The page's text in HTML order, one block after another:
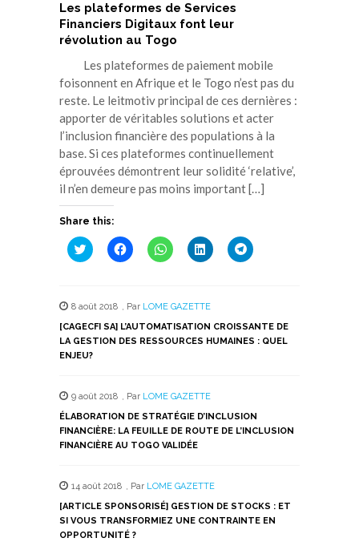
Les plateformes de Services
Financiers Digitaux font leur
révolution au Togo
Les plateformes de paiement mobile
foisonnent en Afrique et le Togo n’est pas du
reste. Le leitmotiv principal de ces dernières :
apporter de véritables solutions et acter
l’inclusion financière des populations à la
base. Si ces plateformes continuellement
éprouvées démontrent leur solidité ‘relative’,
il n’en demeure pas moins important […]
Share this:
Cliquez
pour
une
nouvelle
fenêtre)
Cliquez
pour
une
nouvelle
fenêtre)
Cliquez
pour
une
nouvelle
fenêtre)
Cliquez
pour
une
nouvelle
fenêtre)
Cliquez
pour
nouvelle
fenêtre)
8 août 2018 , Par LOME GAZETTE
[CAGECFI SA] L’AUTOMATISATION CROISSANTE DE
LA GESTION DES RESSOURCES HUMAINES : QUEL
ENJEU?
9 août 2018 , Par LOME GAZETTE
ÉLABORATION DE STRATÉGIE D’INCLUSION
FINANCIÈRE: LA FEUILLE DE ROUTE DE L’INCLUSION
FINANCIÈRE AU TOGO VALIDÉE
14 août 2018 , Par LOME GAZETTE
[ARTICLE SPONSORISÉ] GESTION DE STOCKS : ET
SI VOUS TRANSFORMIEZ UNE CONTRAINTE EN
OPPORTUNITÉ ?